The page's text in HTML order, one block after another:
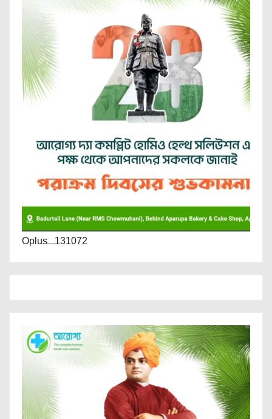
Oplus_131072